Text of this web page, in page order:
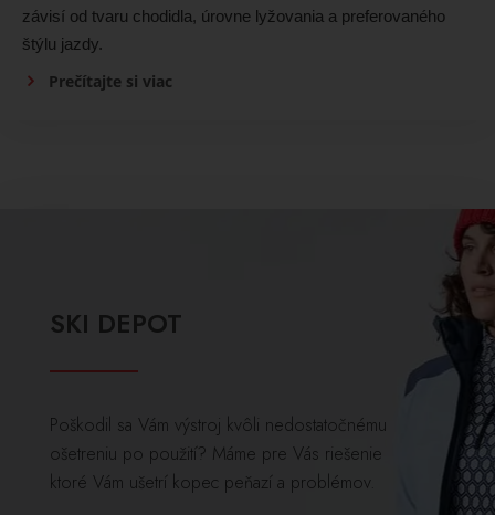
závisí od tvaru chodidla, úrovne lyžovania a preferovaného
štýlu jazdy.
Prečítajte si viac
SKI DEPOT
Poškodil sa Vám výstroj kvôli nedostatočnému
ošetreniu po použití? Máme pre Vás riešenie
ktoré Vám ušetrí kopec peňazí a problémov.